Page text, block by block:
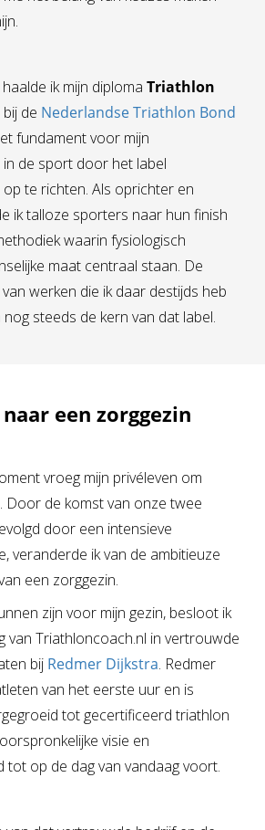
ik mijn diploma Triathlon
bij de Nederlandse Triathlon Bond
fundament voor mijn
de sport door het label
op te richten. Als oprichter en
ik talloze sporters naar hun finish
waarin fysiologisch
maat centraal staan. De
werken die ik daar destijds heb
steeds de kern van dat label.
een zorggezin
vroeg mijn privéleven om
Door de komst van onze twee
door een intensieve
veranderde ik van de ambitieuze
een zorggezin.
zijn voor mijn gezin, besloot ik
van Triathloncoach.nl in vertrouwde
bij Redmer Dijkstra. Redmer
van het eerste uur en is
tot gecertificeerd triathlon
visie en
tot op de dag van vandaag voort.